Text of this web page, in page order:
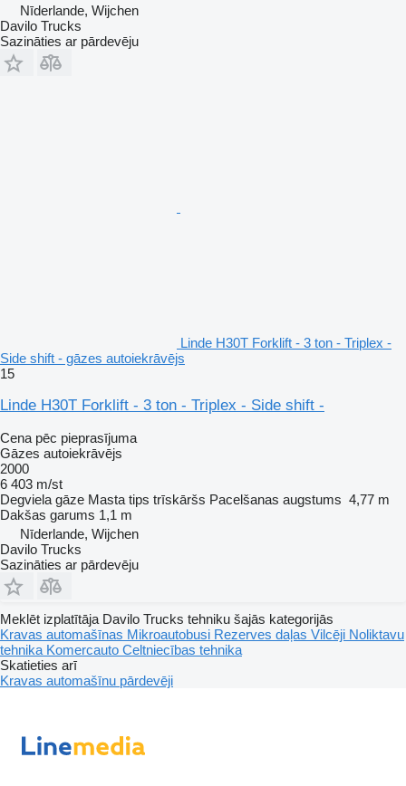
Nīderlande, Wijchen
Davilo Trucks
Sazināties ar pārdevēju
Linde H30T Forklift - 3 ton - Triplex -
Side shift - gāzes autoiekrāvējs
15
Linde H30T Forklift - 3 ton - Triplex - Side shift -
Cena pēc pieprasījuma
Gāzes autoiekrāvējs
2000
6 403 m/st
Degviela gāze Masta tips trīskāršs Pacelšanas augstums 4,77 m
Dakšas garums 1,1 m
Nīderlande, Wijchen
Davilo Trucks
Sazināties ar pārdevēju
Meklēt izplatītāja Davilo Trucks tehniku šajās kategorijās
Kravas automašīnas Mikroautobusi Rezerves daļas Vilcēji Noliktavu
tehnika Komercauto Celtniecības tehnika
Skatieties arī
Kravas automašīnu pārdevēji